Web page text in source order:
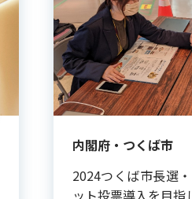
内閣府・つくば市
2024つくば市長選